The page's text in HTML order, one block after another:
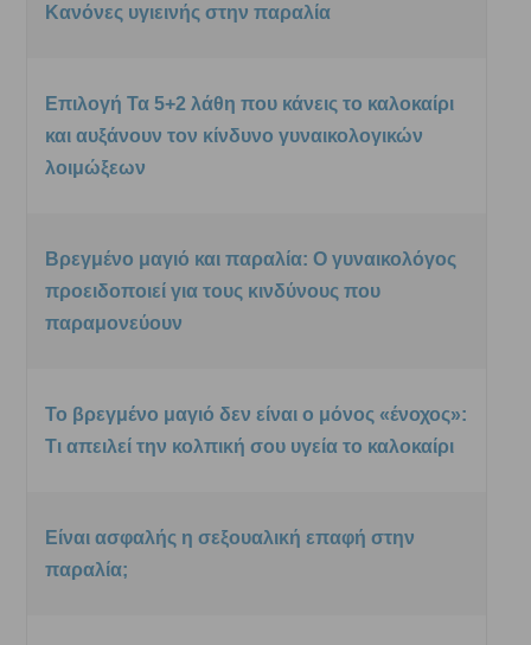
Κανόνες υγιεινής στην παραλία
Επιλογή Τα 5+2 λάθη που κάνεις το καλοκαίρι
και αυξάνουν τον κίνδυνο γυναικολογικών
λοιμώξεων
Βρεγμένο μαγιό και παραλία: Ο γυναικολόγος
προειδοποιεί για τους κινδύνους που
παραμονεύουν
Το βρεγμένο μαγιό δεν είναι ο μόνος «ένοχος»:
Τι απειλεί την κολπική σου υγεία το καλοκαίρι
Είναι ασφαλής η σεξουαλική επαφή στην
παραλία;